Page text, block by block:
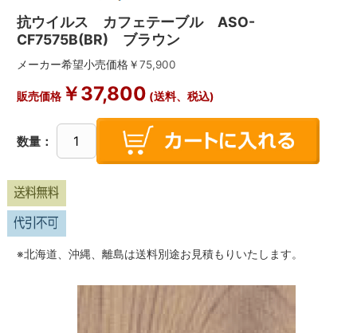
抗ウイルス カフェテーブル ASO-
CF7575B(BR) ブラウン
メーカー希望小売価格￥75,900
販売価格￥37,800 (送料、税込)
数量：
※北海道、沖縄、離島は送料別途お見積もりいたします。